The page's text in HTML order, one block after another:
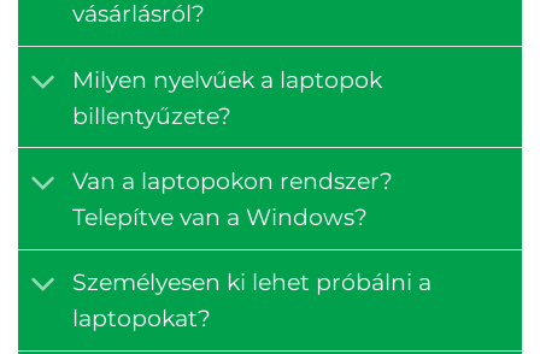
vásárlásról?
Milyen nyelvűek a laptopok
billentyűzete?
Van a laptopokon rendszer?
Telepítve van a Windows?
Személyesen ki lehet próbálni a
laptopokat?